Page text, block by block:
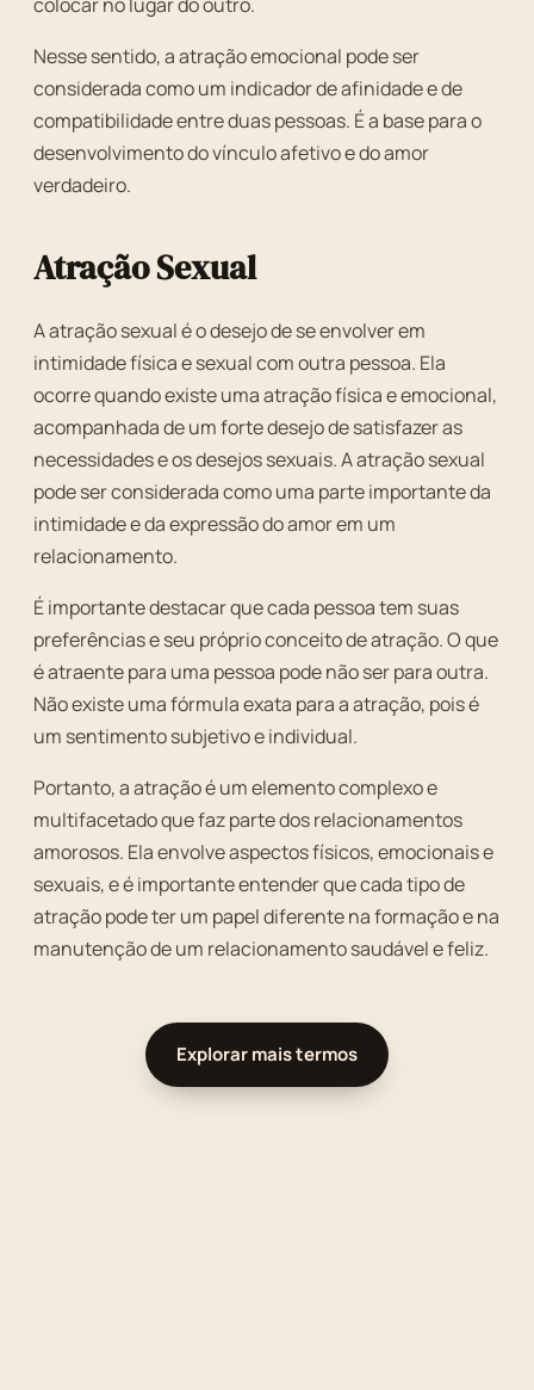
Nesse sentido, a atração emocional pode ser
considerada como um indicador de afinidade e de
compatibilidade entre duas pessoas. É a base para o
desenvolvimento do vínculo afetivo e do amor
verdadeiro.
Atração Sexual
A atração sexual é o desejo de se envolver em
intimidade física e sexual com outra pessoa. Ela
ocorre quando existe uma atração física e emocional,
acompanhada de um forte desejo de satisfazer as
necessidades e os desejos sexuais. A atração sexual
pode ser considerada como uma parte importante da
intimidade e da expressão do amor em um
relacionamento.
É importante destacar que cada pessoa tem suas
preferências e seu próprio conceito de atração. O que
é atraente para uma pessoa pode não ser para outra.
Não existe uma fórmula exata para a atração, pois é
um sentimento subjetivo e individual.
Portanto, a atração é um elemento complexo e
multifacetado que faz parte dos relacionamentos
amorosos. Ela envolve aspectos físicos, emocionais e
sexuais, e é importante entender que cada tipo de
atração pode ter um papel diferente na formação e na
manutenção de um relacionamento saudável e feliz.
Explorar mais termos